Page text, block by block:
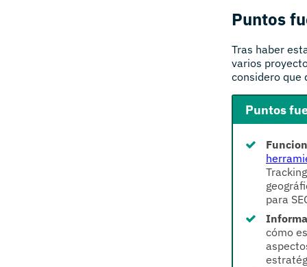
Puntos
Tras haber
varios
considero que
Puntos
para
cómo